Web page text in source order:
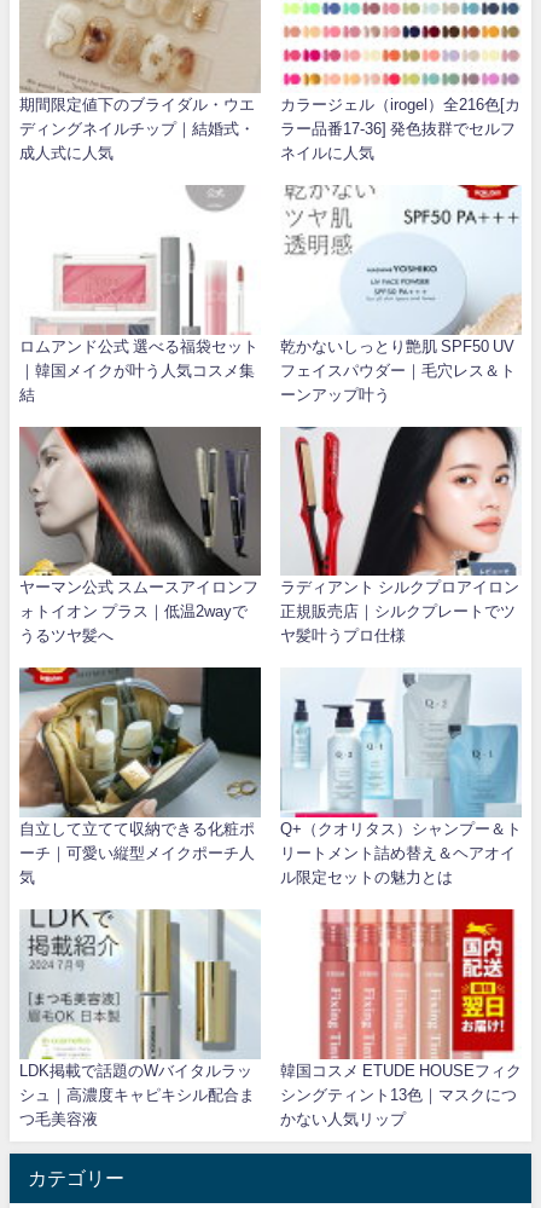
期間限定値下のブライダル・ウエ
ディングネイルチップ｜結婚式・
成人式に人気
カラージェル（irogel）全216色[カ
ラー品番17-36] 発色抜群でセルフ
ネイルに人気
ロムアンド公式 選べる福袋セット
｜韓国メイクが叶う人気コスメ集
結
乾かないしっとり艶肌 SPF50 UV
フェイスパウダー｜毛穴レス＆ト
ーンアップ叶う
ヤーマン公式 スムースアイロンフ
ォトイオン プラス｜低温2wayで
うるツヤ髪へ
ラディアント シルクプロアイロン
正規販売店｜シルクプレートでツ
ヤ髪叶うプロ仕様
自立して立てて収納できる化粧ポ
ーチ｜可愛い縦型メイクポーチ人
気
Q+（クオリタス）シャンプー＆ト
リートメント詰め替え＆ヘアオイ
ル限定セットの魅力とは
LDK掲載で話題のWバイタルラッ
シュ｜高濃度キャピキシル配合ま
つ毛美容液
韓国コスメ ETUDE HOUSEフィク
シングティント13色｜マスクにつ
かない人気リップ
カテゴリー